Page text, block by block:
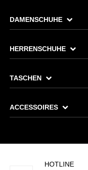
DAMENSCHUHE
HERRENSCHUHE
TASCHEN
ACCESSOIRES
HOTLINE